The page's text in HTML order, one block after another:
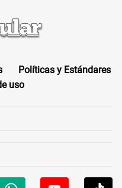
Políticas y Estándares
uso